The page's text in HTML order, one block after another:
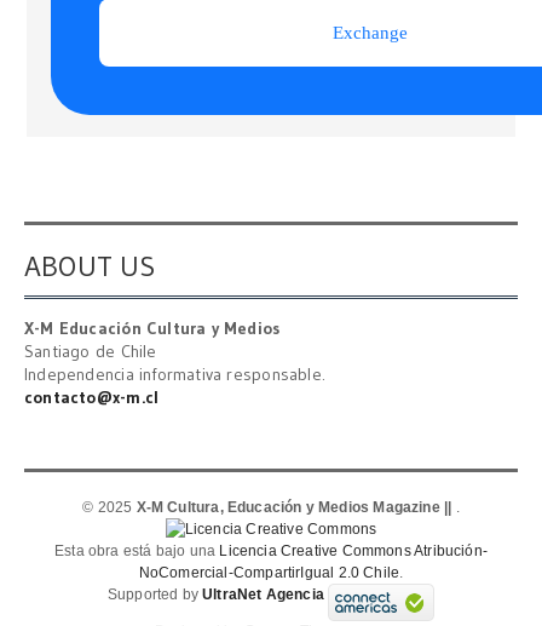
ABOUT US
X-M Educación Cultura y Medios
Santiago de Chile
Independencia informativa responsable.
contacto@x-m.cl
© 2025 X-M Cultura, Educación y Medios Magazine || .
Esta obra está bajo una Licencia Creative Commons Atribución-
NoComercial-CompartirIgual 2.0 Chile.
Supported byUltraNet Agencia